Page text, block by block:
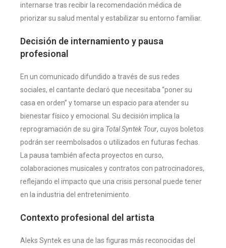
internarse tras recibir la recomendación médica de
priorizar su salud mental y estabilizar su entorno familiar.
Decisión de interna­miento y pausa
profesional
En un comunicado difundido a través de sus redes
sociales, el cantante declaró que necesitaba “poner su
casa en orden” y tomarse un espacio para atender su
bienestar físico y emocional. Su decisión implica la
reprogramación de su gira Total Syntek Tour, cuyos boletos
podrán ser reembolsados o utilizados en futuras fechas.
La pausa también afecta proyectos en curso,
colaboraciones musicales y contratos con patrocinadores,
reflejando el impacto que una crisis personal puede tener
en la industria del entretenimiento.
Contexto profesional del artista
Aleks Syntek es una de las figuras más reconocidas del